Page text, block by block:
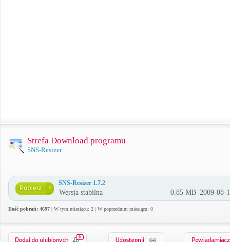
Strefa Download programu
SNS-Resizer
SNS-Resizer 1.7.2
Wersja stabilna 0.85 MB |2009-08-
Ilość pobrań: 4697 | W tym miesiącu: 2 | W poprzednim miesiącu: 0
0